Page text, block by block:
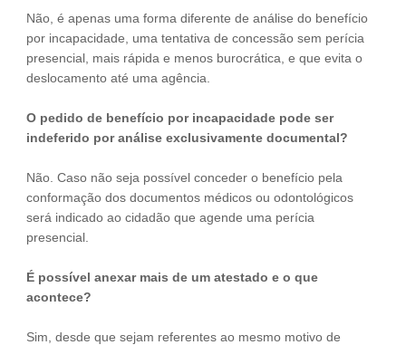
Não, é apenas uma forma diferente de análise do benefício
por incapacidade, uma tentativa de concessão sem perícia
presencial, mais rápida e menos burocrática, e que evita o
deslocamento até uma agência.
O pedido de benefício por incapacidade pode ser
indeferido por análise exclusivamente documental?
Não. Caso não seja possível conceder o benefício pela
conformação dos documentos médicos ou odontológicos
será indicado ao cidadão que agende uma perícia
presencial.
É possível anexar mais de um atestado e o que
acontece?
Sim, desde que sejam referentes ao mesmo motivo de